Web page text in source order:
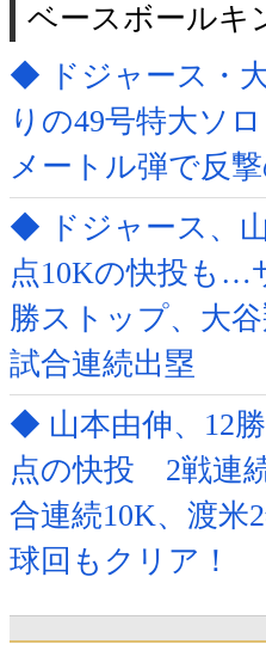
ベースボールキ
◆ ドジャース・
りの49号特大ソ
メートル弾で反
◆ ドジャース、
点10Kの快投も…
勝ストップ、大
試合連続出塁
◆ 山本由伸、12
点の快投 2戦連
合連続10K、渡米
球回もクリア！